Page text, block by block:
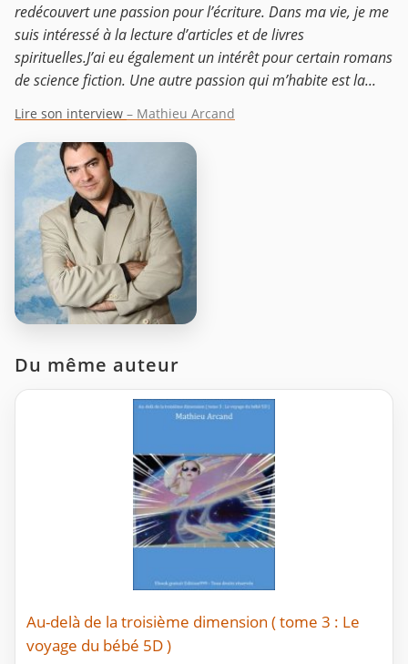
redécouvert une passion pour l’écriture. Dans ma vie, je me
suis intéressé à la lecture d’articles et de livres
spirituelles.J’ai eu également un intérêt pour certain romans
de science fiction. Une autre passion qui m’habite est la...
Lire son interview – Mathieu Arcand
Du même auteur
Au-delà de la troisième dimension ( tome 3 : Le
voyage du bébé 5D )